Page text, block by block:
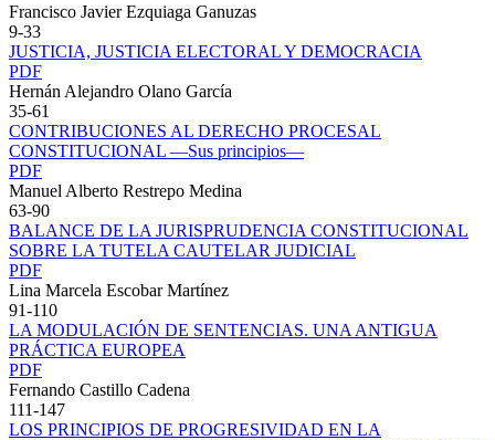
Francisco Javier Ezquiaga Ganuzas
9-33
JUSTICIA, JUSTICIA ELECTORAL Y DEMOCRACIA
PDF
Hernán Alejandro Olano García
35-61
CONTRIBUCIONES AL DERECHO PROCESAL
CONSTITUCIONAL —Sus principios—
PDF
Manuel Alberto Restrepo Medina
63-90
BALANCE DE LA JURISPRUDENCIA CONSTITUCIONAL
SOBRE LA TUTELA CAUTELAR JUDICIAL
PDF
Lina Marcela Escobar Martínez
91-110
LA MODULACIÓN DE SENTENCIAS. UNA ANTIGUA
PRÁCTICA EUROPEA
PDF
Fernando Castillo Cadena
111-147
LOS PRINCIPIOS DE PROGRESIVIDAD EN LA